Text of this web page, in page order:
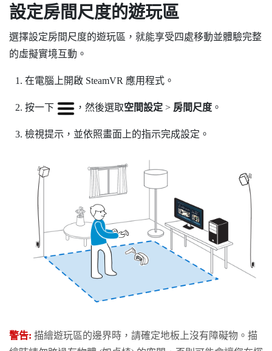
設定房間尺度的遊玩區
選擇設定房間尺度的遊玩區 ，就能享受四處移動並體驗完整
的虛擬實境互動。
在電腦上開啟 SteamVR 應用程式。
按一下 ，然後選取空間設定> 房間尺度。
檢視提示，並依照畫面上的指示完成設定。
警告: 描繪遊玩區的邊界時，請確定地板上沒有障礙物。描